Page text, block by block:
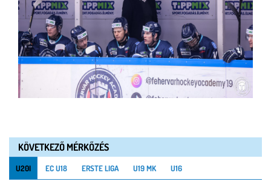
KÖVETKEZŐ MÉRKŐZÉS
U20I EC U18 ERSTE LIGA U19 MK U16